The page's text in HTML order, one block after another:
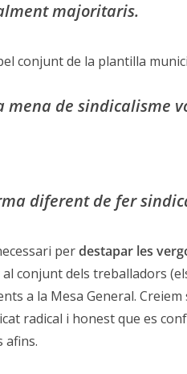
majoritaris.
conjunt de la plantilla
de sindicalisme
diferent de fer
perdestapar les
conjunt dels treballadors
a la Mesa General.
radical i honest que es
afins.